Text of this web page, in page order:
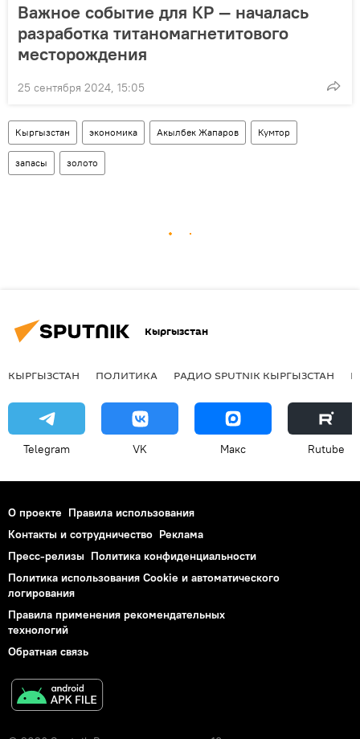
Важное событие для КР — началась
разработка титаномагнетитового
месторождения
25 сентября 2024, 15:05
Кыргызстан экономика Акылбек Жапаров Кумтор
запасы золото
Кыргызстан
КЫРГЫЗСТАН ПОЛИТИКА РАДИО SPUTNIK КЫРГЫЗСТАН
Telegram VK Макс Rutube
О проекте Правила использования
Контакты и сотрудничество Реклама
Пресс-релизы Политика конфиденциальности
Политика использования Cookie и автоматического
логирования
Правила применения рекомендательных
технологий
Обратная связь